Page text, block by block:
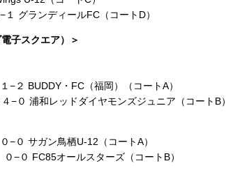
グランディールFC（コートD）
子スクエア）＞
−２ BUDDY・FC（福岡）（コートA）
−０ 浦和レッドダイヤモンズジュニア（コートB）
−０ サガン鳥栖U‑12（コートA）
−０ FC85オールスターズ（コートB）